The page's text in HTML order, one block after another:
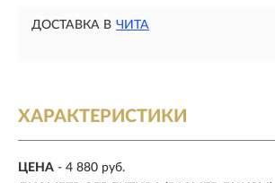
ДОСТАВКА В ЧИТА
ХАРАКТЕРИСТИКИ
ЦЕНА - 4 880 руб.